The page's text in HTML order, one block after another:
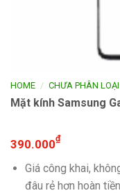
HOME / CHƯA PHÂN LOẠI
Mặt kính Samsung
390.000₫
Giá công khai,
đâu rẻ hơn hoàn